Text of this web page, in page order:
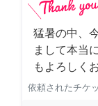
猛暑の中、
まして本当
もよろしく
依頼されたチケ